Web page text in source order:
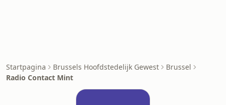
Startpagina Brussels Hoofdstedelijk Gewest
Brussel
Radio Contact Mint